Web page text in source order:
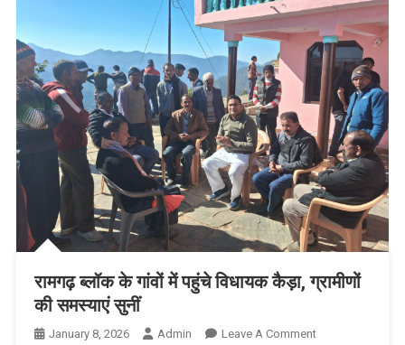
रामगढ़ ब्लॉक के गांवों में पहुंचे विधायक कैड़ा, ग्रामीणों
की समस्याएं सुनीं
January 8, 2026 Admin Leave A CommentOn